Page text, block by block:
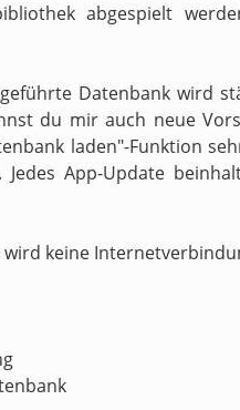
abgespielt
Datenbank wird
du mir auch neue
laden"-Funktion
Jedes App-Update
wird keine